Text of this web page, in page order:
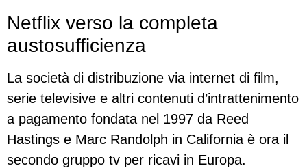
Netflix verso la completa
austosufficienza
La società di distribuzione via internet di film,
serie televisive e altri contenuti d’intrattenimento
a pagamento fondata nel 1997 da Reed
Hastings e Marc Randolph in California è ora il
secondo gruppo tv per ricavi in Europa.